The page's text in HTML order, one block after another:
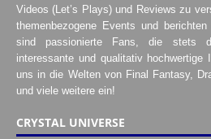
Videos (Let’s Plays) und Reviews zu
themenbezogene Events und
sind passionierte Fans, die stets
interessante und qualitativ
uns in die Welten von Final Fantasy,
und viele weitere ein!
CRYSTAL UNIVERSE